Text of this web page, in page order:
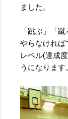
ました。
「跳ぶ」「
やらなければ
レベル(達成
うになります。